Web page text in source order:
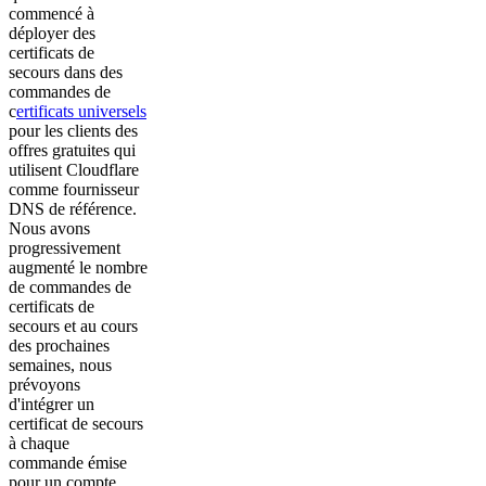
commencé à
déployer des
certificats de
secours dans des
commandes de
certificats universels
pour les clients des
offres gratuites qui
utilisent Cloudflare
comme fournisseur
DNS de référence.
Nous avons
progressivement
augmenté le nombre
de commandes de
certificats de
secours et au cours
des prochaines
semaines, nous
prévoyons
d'intégrer un
certificat de secours
à chaque
commande émise
pour un compte